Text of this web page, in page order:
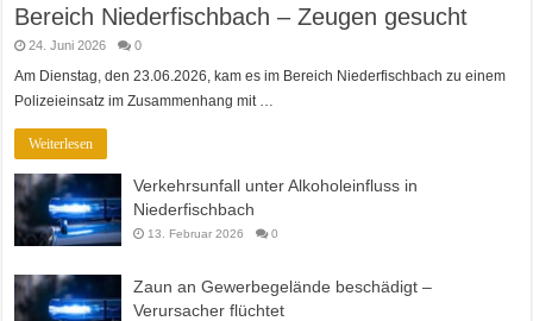
Bereich Niederfischbach – Zeugen gesucht
24. Juni 2026 0
Am Dienstag, den 23.06.2026, kam es im Bereich Niederfischbach zu einem
Polizeieinsatz im Zusammenhang mit …
Weiterlesen
Verkehrsunfall unter Alkoholeinfluss in
Niederfischbach
13. Februar 2026 0
Zaun an Gewerbegelände beschädigt –
Verursacher flüchtet